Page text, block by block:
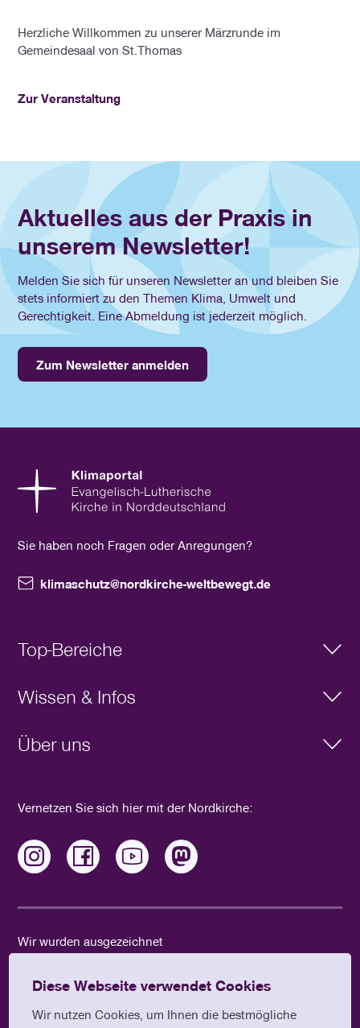
Herzliche Willkommen zu unserer Märzrunde im
Gemeindesaal von St.Thomas
Zur Veranstaltung
Aktuelles aus der Praxis in
unserem Newsletter!
Melden Sie sich für unseren Newsletter an und bleiben Sie
stets informiert zu den Themen Klima, Umwelt und
Gerechtigkeit. Eine Abmeldung ist jederzeit möglich.
Zum Newsletter anmelden
Sie haben noch Fragen oder Anregungen?
klimaschutz@nordkirche-weltbewegt.de
Top-Bereiche
Aktiv werden
Schöpfung
Wissen & Infos
Praxisbeispiele
FörderWegWeiser
Über uns
Ansprechpersonen in den Kirchenkreisen
Vernetzen Sie sich hier mit der Nordkirche:
Wir wurden ausgezeichnet
Diese Webseite verwendet Cookies
Wir nutzen Cookies, um Ihnen die bestmögliche